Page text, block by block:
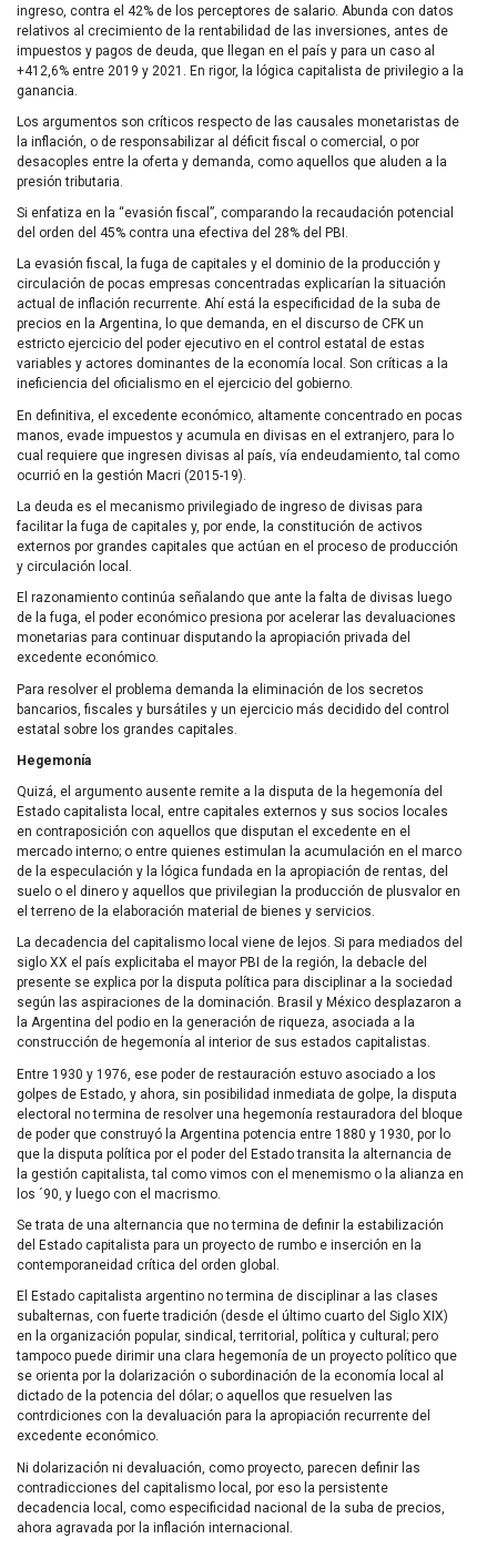
ingreso, contra el 42% de los perceptores de salario. Abunda con datos
relativos al crecimiento de la rentabilidad de las inversiones, antes de
impuestos y pagos de deuda, que llegan en el país y para un caso al
+412,6% entre 2019 y 2021. En rigor, la lógica capitalista de privilegio a la
ganancia.
Los argumentos son críticos respecto de las causales monetaristas de
la inflación, o de responsabilizar al déficit fiscal o comercial, o por
desacoples entre la oferta y demanda, como aquellos que aluden a la
presión tributaria.
Si enfatiza en la “evasión fiscal”, comparando la recaudación potencial
del orden del 45% contra una efectiva del 28% del PBI.
La evasión fiscal, la fuga de capitales y el dominio de la producción y
circulación de pocas empresas concentradas explicarían la situación
actual de inflación recurrente. Ahí está la especificidad de la suba de
precios en la Argentina, lo que demanda, en el discurso de CFK un
estricto ejercicio del poder ejecutivo en el control estatal de estas
variables y actores dominantes de la economía local. Son críticas a la
ineficiencia del oficialismo en el ejercicio del gobierno.
En definitiva, el excedente económico, altamente concentrado en pocas
manos, evade impuestos y acumula en divisas en el extranjero, para lo
cual requiere que ingresen divisas al país, vía endeudamiento, tal como
ocurrió en la gestión Macri (2015-19).
La deuda es el mecanismo privilegiado de ingreso de divisas para
facilitar la fuga de capitales y, por ende, la constitución de activos
externos por grandes capitales que actúan en el proceso de producción
y circulación local.
El razonamiento continúa señalando que ante la falta de divisas luego
de la fuga, el poder económico presiona por acelerar las devaluaciones
monetarias para continuar disputando la apropiación privada del
excedente económico.
Para resolver el problema demanda la eliminación de los secretos
bancarios, fiscales y bursátiles y un ejercicio más decidido del control
estatal sobre los grandes capitales.
Hegemonía
Quizá, el argumento ausente remite a la disputa de la hegemonía del
Estado capitalista local, entre capitales externos y sus socios locales
en contraposición con aquellos que disputan el excedente en el
mercado interno; o entre quienes estimulan la acumulación en el marco
de la especulación y la lógica fundada en la apropiación de rentas, del
suelo o el dinero y aquellos que privilegian la producción de plusvalor en
el terreno de la elaboración material de bienes y servicios.
La decadencia del capitalismo local viene de lejos. Si para mediados del
siglo XX el país explicitaba el mayor PBI de la región, la debacle del
presente se explica por la disputa política para disciplinar a la sociedad
según las aspiraciones de la dominación. Brasil y México desplazaron a
la Argentina del podio en la generación de riqueza, asociada a la
construcción de hegemonía al interior de sus estados capitalistas.
Entre 1930 y 1976, ese poder de restauración estuvo asociado a los
golpes de Estado, y ahora, sin posibilidad inmediata de golpe, la disputa
electoral no termina de resolver una hegemonía restauradora del bloque
de poder que construyó la Argentina potencia entre 1880 y 1930, por lo
que la disputa política por el poder del Estado transita la alternancia de
la gestión capitalista, tal como vimos con el menemismo o la alianza en
los ´90, y luego con el macrismo.
Se trata de una alternancia que no termina de definir la estabilización
del Estado capitalista para un proyecto de rumbo e inserción en la
contemporaneidad crítica del orden global.
El Estado capitalista argentino no termina de disciplinar a las clases
subalternas, con fuerte tradición (desde el último cuarto del Siglo XIX)
en la organización popular, sindical, territorial, política y cultural; pero
tampoco puede dirimir una clara hegemonía de un proyecto político que
se orienta por la dolarización o subordinación de la economía local al
dictado de la potencia del dólar; o aquellos que resuelven las
contrdiciones con la devaluación para la apropiación recurrente del
excedente económico.
Ni dolarización ni devaluación, como proyecto, parecen definir las
contradicciones del capitalismo local, por eso la persistente
decadencia local, como especificidad nacional de la suba de precios,
ahora agravada por la inflación internacional.